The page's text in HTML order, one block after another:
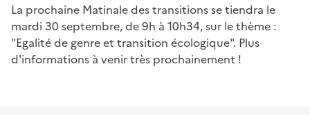
La prochaine Matinale des transitions se tiendra le
mardi 30 septembre, de 9h à 10h34, sur le thème :
"Egalité de genre et transition écologique". Plus
d'informations à venir très prochainement !